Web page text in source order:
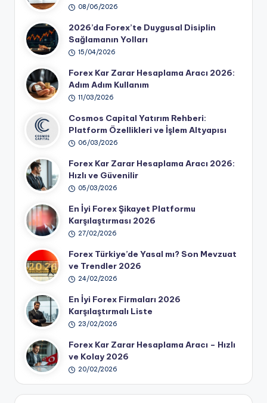
08/06/2026
2026’da Forex’te Duygusal Disiplin
Sağlamanın Yolları
15/04/2026
Forex Kar Zarar Hesaplama Aracı 2026:
Adım Adım Kullanım
11/03/2026
Cosmos Capital Yatırım Rehberi:
Platform Özellikleri ve İşlem Altyapısı
06/03/2026
Forex Kar Zarar Hesaplama Aracı 2026:
Hızlı ve Güvenilir
05/03/2026
En İyi Forex Şikayet Platformu
Karşılaştırması 2026
27/02/2026
Forex Türkiye’de Yasal mı? Son Mevzuat
ve Trendler 2026
24/02/2026
En İyi Forex Firmaları 2026
Karşılaştırmalı Liste
23/02/2026
Forex Kar Zarar Hesaplama Aracı – Hızlı
ve Kolay 2026
20/02/2026